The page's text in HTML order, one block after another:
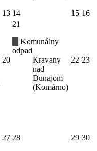
13 14 15 16
20
21
Komunálny
odpad
Kravany
nad
Dunajom
(Komárno)
22 23
27 28 29 30